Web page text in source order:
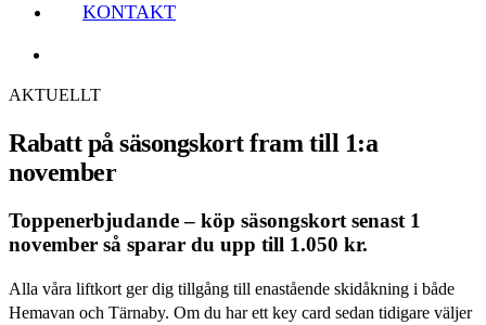
KONTAKT
AKTUELLT
Rabatt på säsongskort fram till 1:a
november
Toppenerbjudande – köp säsongskort senast 1
november så sparar du upp till 1.050 kr.
Alla våra liftkort ger dig tillgång till enastående skidåkning i både
Hemavan och Tärnaby. Om du har ett key card sedan tidigare väljer